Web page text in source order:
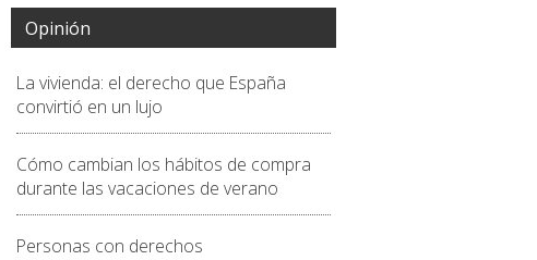
Opinión
La vivienda: el derecho que España
convirtió en un lujo
Cómo cambian los hábitos de compra
durante las vacaciones de verano
Personas con derechos